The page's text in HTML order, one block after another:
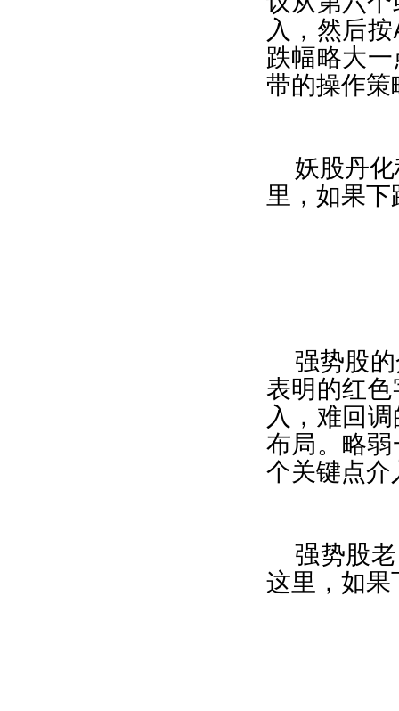
入，然后按
跌幅略大
带的操作策
妖股丹
里，如果
强势股
表明的红
入，难回
布局。略
个关键点
强势股
这里，如